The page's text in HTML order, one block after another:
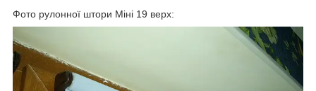
Фото рулонної штори Міні 19 верх: